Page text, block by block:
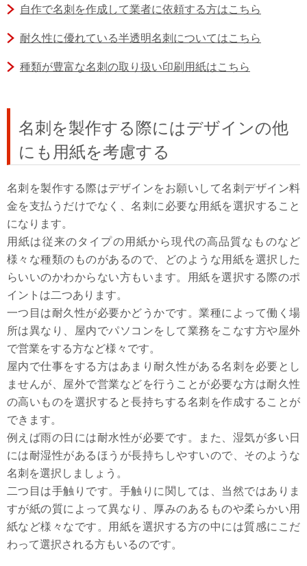
自作で名刺を作成して業者に依頼する方はこちら
耐久性に優れている半透明名刺についてはこちら
種類が豊富な名刺の取り扱い印刷用紙はこちら
名刺を製作する際にはデザインの他
にも用紙を考慮する
名刺を製作する際はデザインをお願いして名刺デザイン料
金を支払うだけでなく、名刺に必要な用紙を選択すること
になります。
用紙は従来のタイプの用紙から現代の高品質なものなど
様々な種類のものがあるので、どのような用紙を選択した
らいいのかわからない方もいます。用紙を選択する際のポ
イントは二つあります。
一つ目は耐久性が必要かどうかです。業種によって働く場
所は異なり、屋内でパソコンをして業務をこなす方や屋外
で営業をする方など様々です。
屋内で仕事をする方はあまり耐久性がある名刺を必要とし
ませんが、屋外で営業などを行うことが必要な方は耐久性
の高いものを選択すると長持ちする名刺を作成することが
できます。
例えば雨の日には耐水性が必要です。また、湿気が多い日
には耐湿性があるほうが長持ちしやすいので、そのような
名刺を選択しましょう。
二つ目は手触りです。手触りに関しては、当然ではありま
すが紙の質によって異なり、厚みのあるものや柔らかい用
紙など様々なです。用紙を選択する方の中には質感にこだ
わって選択される方もいるのです。